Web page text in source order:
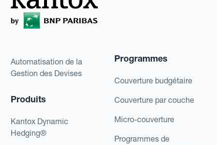
Automatisation de la
Gestion des Devises
Produits
Kantox Dynamic
Hedging®
Programmes
Couverture budgétaire
Couverture par couche
Micro-couverture
Programmes de